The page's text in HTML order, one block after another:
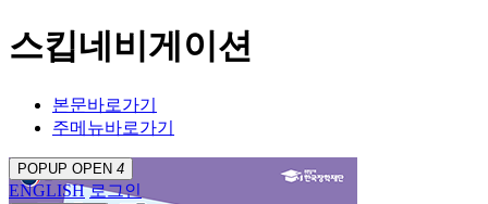
스킵네비게이션
본문바로가기
주메뉴바로가기
POPUP OPEN 4
ENGLISH 로그인